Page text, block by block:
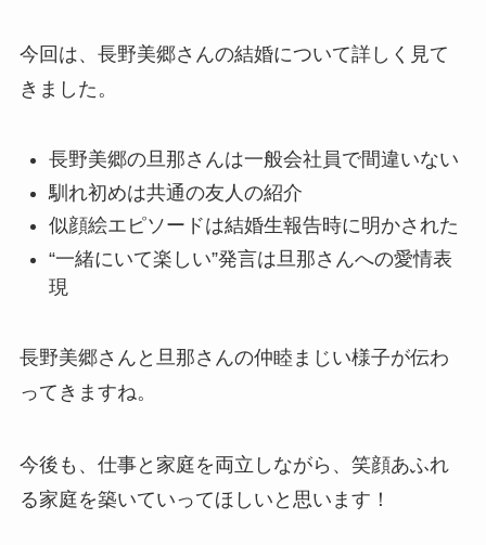
今回は、長野美郷さんの結婚について詳しく見て
きました。
長野美郷の旦那さんは一般会社員で間違いない
馴れ初めは共通の友人の紹介
似顔絵エピソードは結婚生報告時に明かされた
“一緒にいて楽しい”発言は旦那さんへの愛情表
現
長野美郷さんと旦那さんの仲睦まじい様子が伝わ
ってきますね。
今後も、仕事と家庭を両立しながら、笑顔あふれ
る家庭を築いていってほしいと思います！